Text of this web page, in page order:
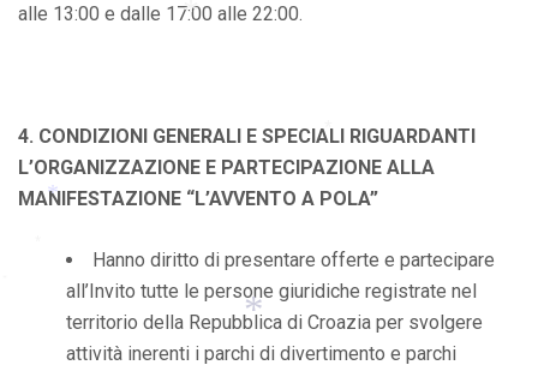
alle 13:00 e dalle 17:00 alle 22:00.
4. CONDIZIONI GENERALI E SPECIALI RIGUARDANTI
L’ORGANIZZAZIONE E PARTECIPAZIONE ALLA
MANIFESTAZIONE “L’AVVENTO A POLA”
Hanno diritto di presentare offerte e partecipare
all’Invito tutte le persone giuridiche registrate nel
territorio della Repubblica di Croazia per svolgere
attività inerenti i parchi di divertimento e parchi
*